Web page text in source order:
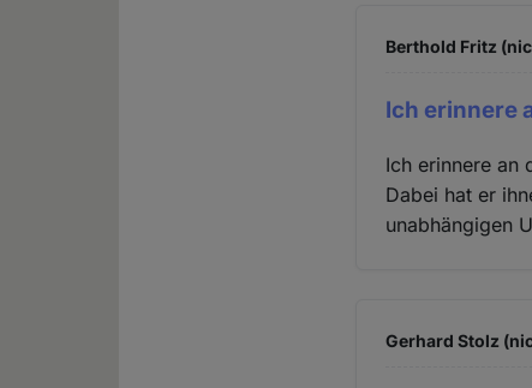
Berthold Fritz
Ich erinnere
Ich erinnere an
Dabei hat er
unabhängigen
Gerhard Stolz